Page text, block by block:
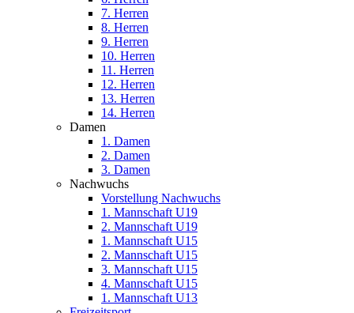
7. Herren
8. Herren
9. Herren
10. Herren
11. Herren
12. Herren
13. Herren
14. Herren
Damen
1. Damen
2. Damen
3. Damen
Nachwuchs
Vorstellung Nachwuchs
1. Mannschaft U19
2. Mannschaft U19
1. Mannschaft U15
2. Mannschaft U15
3. Mannschaft U15
4. Mannschaft U15
1. Mannschaft U13